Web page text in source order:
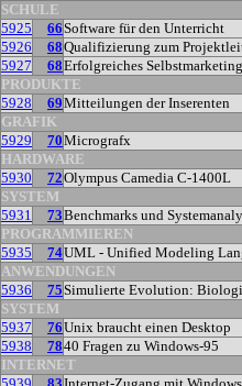
SCHULE
5925
66Software für den Unterricht
5926
68Qualifizierung zum
5927
68Erfolgreiches Selbstmarketing
PRODUKTE
5928
69Mitteilungen der Inserenten
GRAFIK
5929
70Micrografx
HARDWARE
5930
72Olympus Camedia C-1400L
SYSTEM
5931
73Benchmarks und
PROGRAMMIEREN
5935
74UML - Unified Modeling
ANWENDUNGEN
5936
75Simulierte Evolution:
SYSTEM
5937
76Unix braucht einen Desktop
5938
7840 Fragen zu Windows-95
INTERNET